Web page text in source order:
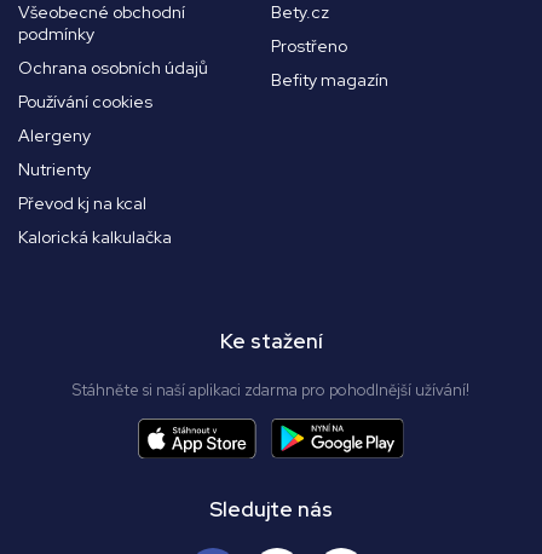
Všeobecné obchodní
podmínky
Ochrana osobních údajů
Používání cookies
Alergeny
Nutrienty
Převod kj na kcal
Kalorická kalkulačka
Bety.cz
Prostřeno
Befity magazín
Ke stažení
Stáhněte si naší aplikaci zdarma pro pohodlnější užívání!
Sledujte nás